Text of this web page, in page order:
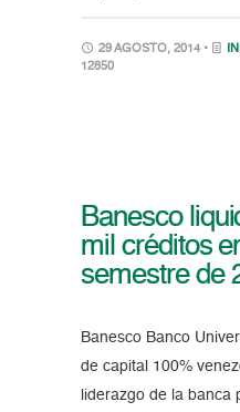
29 AGOSTO, 2014 •
12850
Banesco
mil créditos
semestre de
Banesco Banco
de capital 100%
liderazgo de la banca